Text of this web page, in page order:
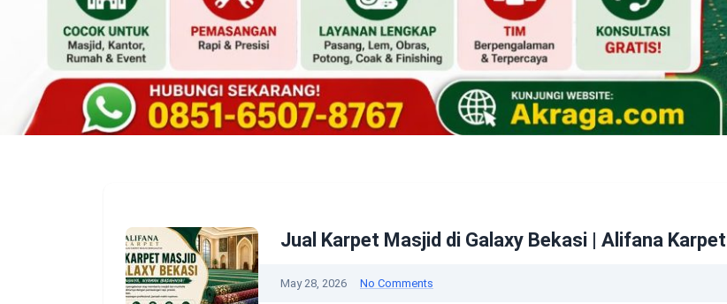
Jual Karpet Masjid di Galaxy Bekasi | Alifana Karpet
May 28, 2026 No Comments